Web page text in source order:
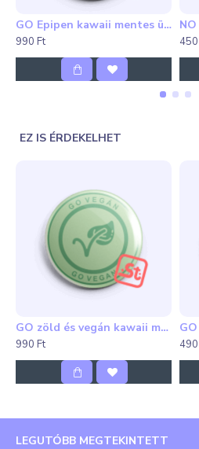
A kép csak illusztráció. A
eltérőek lehetnek.
A Rendelési segédletet
,
aloldalt pedigitttalálod.
GO Epipen kawaii mentes üvegbontós kulcstartó
990 Ft
EZ IS ÉRDEKELHET
GO zöld és vegán kawaii mentes hűtőmágnes
990 Ft
LEGUTÓBB MEGTEKINTETT